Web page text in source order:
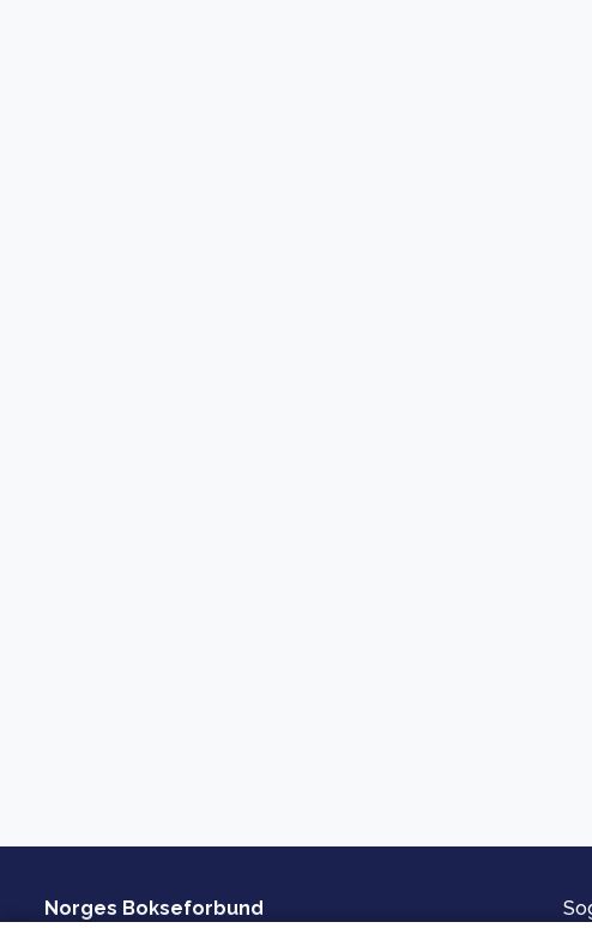
Norges Bokseforbund